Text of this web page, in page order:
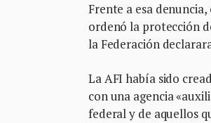
Frente a esa
ordenó la protección
la Federación
La AFI había sido
con una agencia
federal y de aquellos